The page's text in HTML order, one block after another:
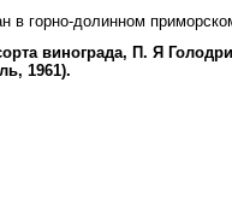
в горно-долинном
винограда, П. Я
1961).